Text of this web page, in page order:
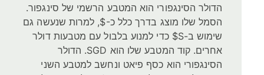
הדולר הסינגפורי הוא המטבע הרשמי של סינגפור.
הסמל שלו מוצג בדרך כלל כ-$, למרות שנעשה גם
שימוש ב-S$ כדי למנוע בלבול עם מטבעות דולר
אחרים. קוד המטבע שלו הוא SGD. הדולר
הסינגפורי הוא כסף פיאט ונחשב למטבע השני